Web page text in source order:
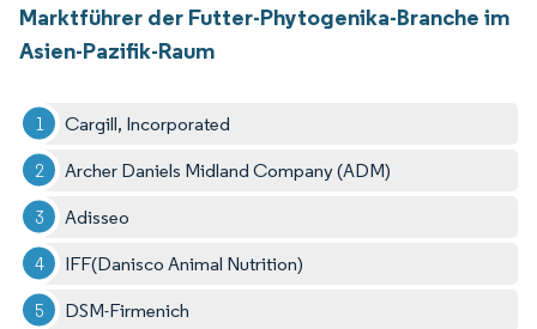
Marktführer der Futter-Phytogenika-Branche im
Asien-Pazifik-Raum
Cargill, Incorporated
Archer Daniels Midland Company (ADM)
Adisseo
IFF(Danisco Animal Nutrition)
DSM-Firmenich